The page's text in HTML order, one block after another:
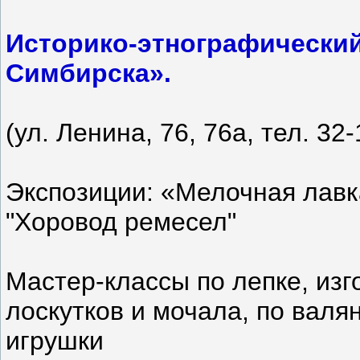
Историко-
Симбирска».
(ул. Ленина, 76, 76а, тел.
Экспозиции: «Мелочная
"Хоровод ремесел"
Мастер-классы по лепке,
лоскутков и мочала, по
игрушки